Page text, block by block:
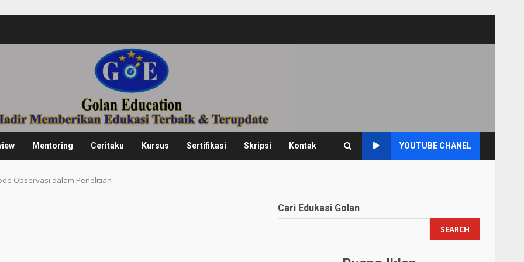
Mentoring Ceritaku Kursus Sertifikasi Skripsi Kontak YOUTUBE CHANEL
Observasi dalam Penelitian
Cari Edukasi Golan
SEARCH